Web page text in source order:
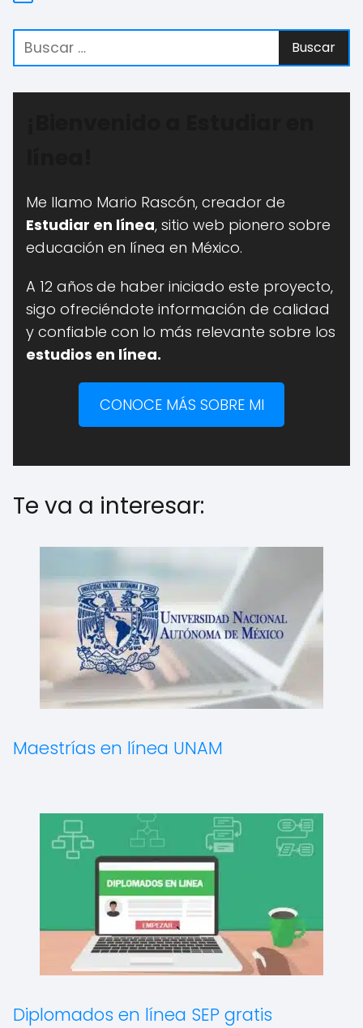
Me llamo Mario Rascón, creador de
Estudiar en línea, sitio web pionero sobre
educación en línea en México.
A 12 años de haber iniciado este proyecto,
sigo ofreciéndote información de calidad
y confiable con lo más relevante sobre los
estudios en línea.
CONOCE MÁS SOBRE MI
Te va a interesar:
Maestrías en línea UNAM
Diplomados en línea SEP gratis